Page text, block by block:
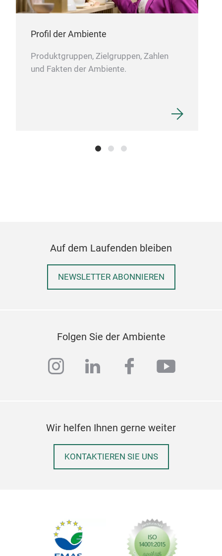
Profil der Ambiente
Produktgruppen, Zielgruppen, Zahlen
und Fakten der Ambiente.
Auf dem Laufenden bleiben
NEWSLETTER ABONNIEREN
Folgen Sie der Ambiente
instagram
linkedinfacebook
Wir helfen Ihnen gerne weiter
KONTAKTIEREN SIE UNS